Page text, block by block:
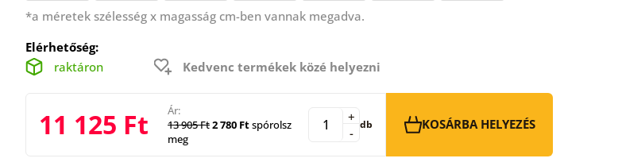
*a méretek szélesség x magasság cm-ben vannak megadva.
Elérhetőség:
raktáron
Kedvenc termékek közé helyezni
11 125 Ft
Ár:
13 905 Ft2 780 Ftspórolsz
meg
-
+ db KOSÁRBA HELYEZÉS